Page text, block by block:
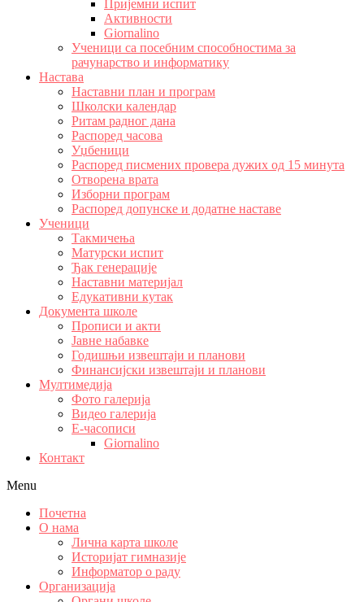
Пријемни испит
Активности
Giornalino
Ученици са посебним способностима за
рачунарство и информатику
Настава
Наставни план и програм
Школски календар
Ритам радног дана
Распоред часова
Уџбеници
Распоред писмених провера дужих од 15 минута
Отворена врата
Изборни програм
Распоред допунске и додатне наставе
Ученици
Такмичења
Матурски испит
Ђак генерације
Наставни материјал
Едукативни кутак
Документа школе
Прописи и акти
Јавне набавке
Годишњи извештаји и планови
Финансијски извештаји и планови
Мултимедија
Фото галерија
Видео галерија
Е-часописи
Giornalino
Контакт
Menu
Почетна
О нама
Лична карта школе
Историјат гимназије
Информатор о раду
Организација